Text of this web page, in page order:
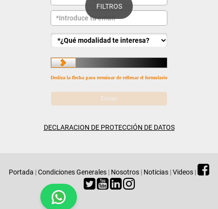
FILTROS
Desliza la flecha para terminar de rellenar el formulario
DECLARACION DE PROTECCIÓN DE DATOS
Portada |Condiciones Generales | Nosotros | Noticias |Videos |